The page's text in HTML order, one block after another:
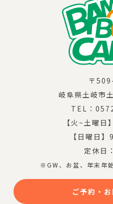
〒
岐阜県土岐市
TEL：
【火~土曜
【日曜日
定休日
※GW、お盆、年末年
ご予約・